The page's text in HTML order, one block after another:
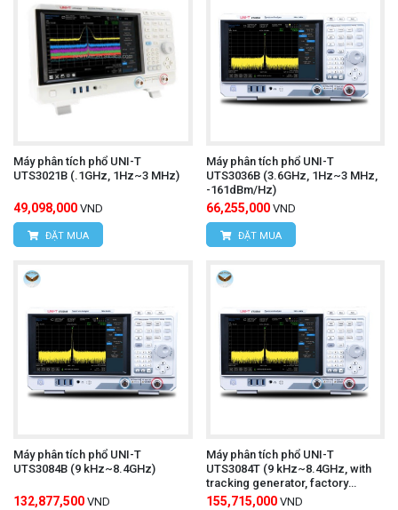
Máy phân tích phổ UNI-T
UTS3021B (.1GHz, 1Hz~3 MHz)
49,098,000 VND
ĐẶT MUA
Máy phân tích phổ UNI-T
UTS3036B (3.6GHz, 1Hz~3 MHz,
-161dBm/Hz)
66,255,000 VND
ĐẶT MUA
Máy phân tích phổ UNI-T
UTS3084B (9 kHz~8.4GHz)
132,877,500 VND
Máy phân tích phổ UNI-T
UTS3084T (9 kHz~8.4GHz, with
tracking generator, factory
installed)
155,715,000 VND